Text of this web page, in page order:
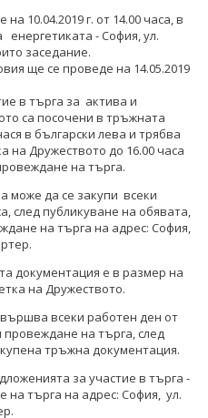
ЗА
УСЛУГИ
10.04.2019 г. от 14.00 часа, в
енергетиката - София, ул.
заседание.
ще се проведе на 14.05.2019
в търга за актива и
са посочени в тръжната
в български лева и трябва
на Дружеството до 16.00 часа
на търга.
може да се закупи всеки
след публикуване на обявата,
на търга на адрес: София,
документация е в размер на
на Дружеството.
всеки работен ден от
провеждане на търга, след
тръжна документация.
за участие в търга -
на търга на адрес: София, ул.